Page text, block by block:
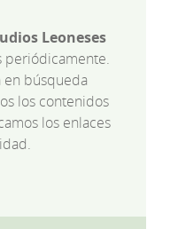
Leoneses
periódicamente.
búsqueda
los contenidos
los enlaces